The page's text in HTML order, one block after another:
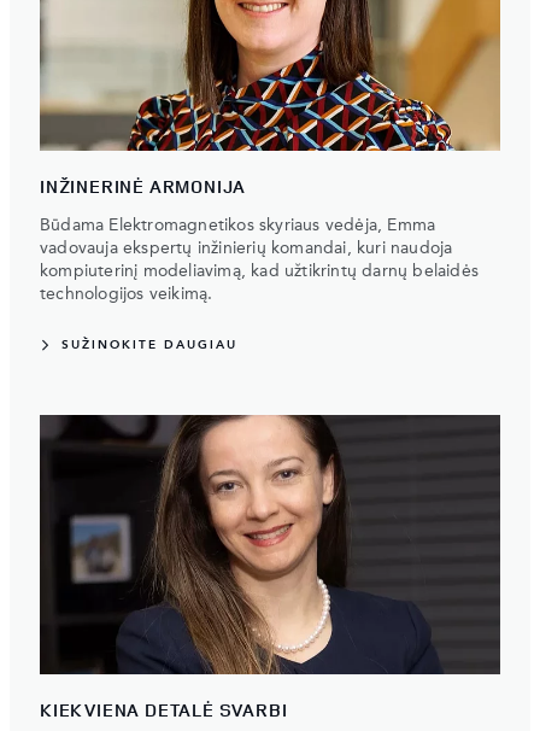
INŽINERINĖ ARMONIJA
Būdama Elektromagnetikos skyriaus vedėja, Emma
vadovauja ekspertų inžinierių komandai, kuri naudoja
kompiuterinį modeliavimą, kad užtikrintų darnų belaidės
technologijos veikimą.
SUŽINOKITE DAUGIAU
KIEKVIENA DETALĖ SVARBI